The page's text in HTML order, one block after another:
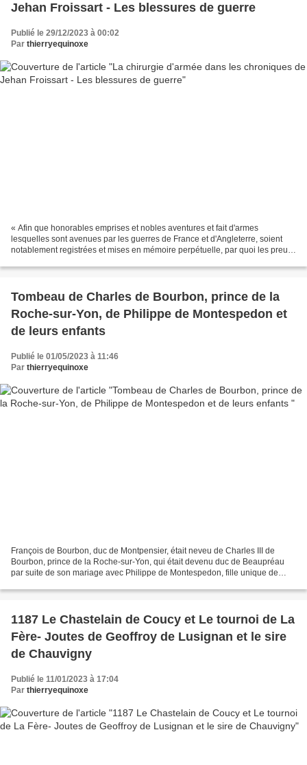
Jehan Froissart - Les blessures de guerre
Publié le 29/12/2023 à 00:02
Par thierryequinoxe
« Afin que honorables emprises et nobles aventures et fait d'armes
lesquelles sont avenues par les guerres de France et d'Angleterre, soient
notablement registrées et mises en mémoire perpétuelle, par quoi les preux
Tombeau de Charles de Bourbon, prince de la
Roche-sur-Yon, de Philippe de Montespedon et
de leurs enfants
Publié le 01/05/2023 à 11:46
Par thierryequinoxe
François de Bourbon, duc de Montpensier, était neveu de Charles III de
Bourbon, prince de la Roche-sur-Yon, qui était devenu duc de Beaupréau
par suite de son mariage avec Philippe de Montespedon, fille unique de
1187 Le Chastelain de Coucy et Le tournoi de La
Fère- Joutes de Geoffroy de Lusignan et le sire
de Chauvigny
Publié le 11/01/2023 à 17:04
Par thierryequinoxe